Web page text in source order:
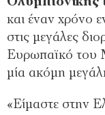
και έναν χρόνο
στις μεγάλες
Ευρωπαϊκό του
μία ακόμη
«Είμαστε στην